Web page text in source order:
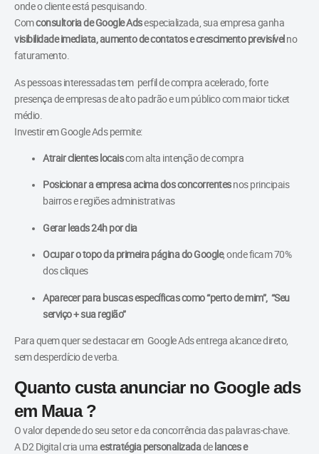
onde o cliente está pesquisando.
Comconsultoria de Google Adsespecializada, sua empresa ganha
visibilidade imediata, aumento de contatos e crescimento previsível no
faturamento.
As pessoas interessadas tem perfil de compra acelerado, forte
presença de empresas de alto padrão e um público com maior ticket
médio.
Investir em Google Ads permite:
Atrair clientes locaiscom alta intenção de compra
Posicionar a empresa acima dos concorrentesnos principais
bairros e regiões administrativas
Gerar leads 24h por dia
Ocupar o topo da primeira página do Google, onde ficam 70%
dos cliques
Aparecer para buscas específicas como “perto de mim”, “Seu
serviço + sua região”
Para quem quer se destacar em Google Ads entrega alcance direto,
sem desperdício de verba.
Quanto custa anunciar no Google ads
em Maua ?
O valor depende do seu setor e da concorrência das palavras-chave.
A D2 Digital cria umaestratégia personalizadade lances e